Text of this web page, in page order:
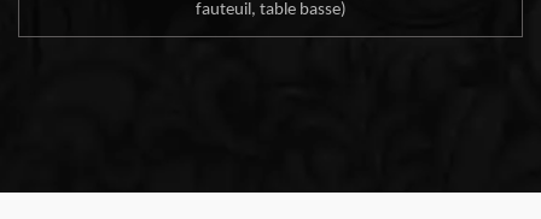
fauteuil, table basse)